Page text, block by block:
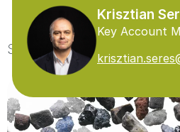
SWARCOBLAST
Krisztian
Key Account